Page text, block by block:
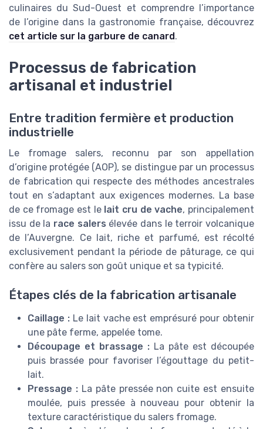
culinaires du Sud-Ouest et comprendre l’importance
de l’origine dans la gastronomie française, découvrez
cet article sur la garbure de canard.
Processus de fabrication
artisanal et industriel
Entre tradition fermière et production
industrielle
Le fromage salers, reconnu par son appellation
d’origine protégée (AOP), se distingue par un processus
de fabrication qui respecte des méthodes ancestrales
tout en s’adaptant aux exigences modernes. La base
de ce fromage est le lait cru de vache, principalement
issu de la race salers élevée dans le terroir volcanique
de l’Auvergne. Ce lait, riche et parfumé, est récolté
exclusivement pendant la période de pâturage, ce qui
confère au salers son goût unique et sa typicité.
Étapes clés de la fabrication artisanale
Caillage :Le lait vache est emprésuré pour obtenir
une pâte ferme, appelée tome.
Découpage et brassage : La pâte est découpée
puis brassée pour favoriser l’égouttage du petit-
lait.
Pressage :La pâte pressée non cuite est ensuite
moulée, puis pressée à nouveau pour obtenir la
texture caractéristique du salers fromage.